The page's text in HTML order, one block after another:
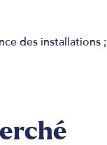
des installations ;